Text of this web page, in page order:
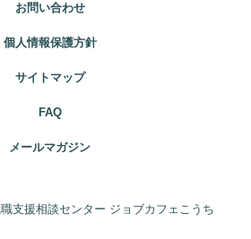
お問い合わせ
個人情報保護方針
サイトマップ
FAQ
メールマガジン
支援相談センター ジョブカフェこうち